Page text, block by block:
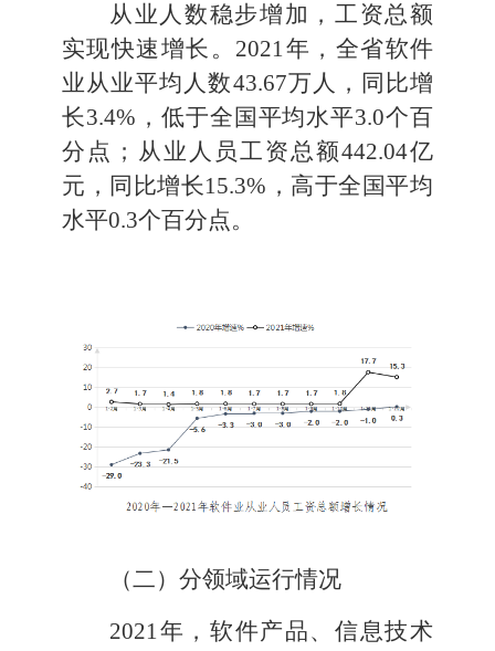
从业人数稳步增加， 工资总额
实现快速增长。 2021年 ，全省软件
业从业平均人数43.67万人，同比增
长3.4% ， 低于全国 平均水平3.0个百
分点；从业人员工资总额442.04亿
元， 同比增长15.3% ， 高于全国平均
水平0.3个百分点。
（二） 分领域运行情况
2021 年 ，软件产品、信息技术